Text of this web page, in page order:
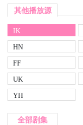
其他播放源
IK
HN
FF
UK
YH
全部剧集